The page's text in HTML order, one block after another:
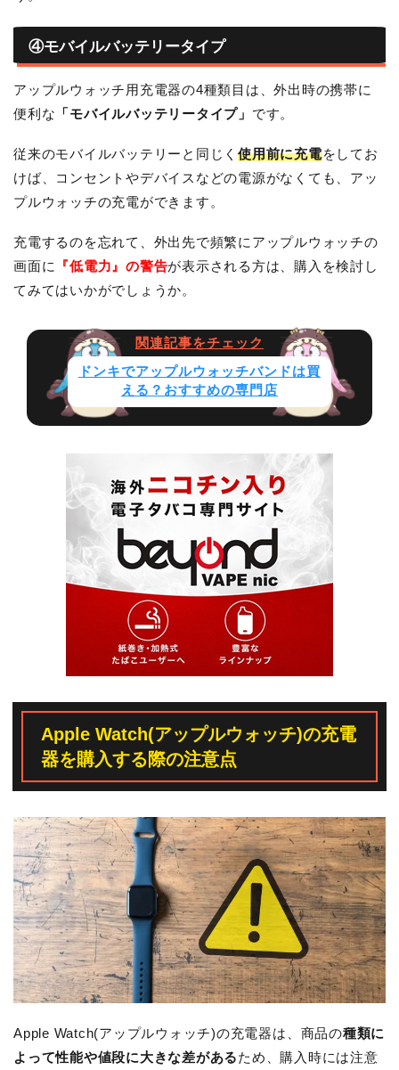
④モバイルバッテリータイプ
アップルウォッチ用充電器の4種類目は、外出時の携帯に
便利な 「モバイルバッテリータイプ」 です。
従来のモバイルバッテリーと同じく使用前に充電をしてお
けば、コンセントやデバイスなどの電源がなくても、アッ
プルウォッチの充電ができます。
充電するのを忘れて、外出先で頻繁にアップルウォッチの
画面に
『低電力』の警告が表示される方は、購入を検討し
てみてはいかがでしょうか。
ドンキでアップルウォッチバンドは買
える？おすすめの専門店
Apple Watch(アップルウォッチ)の充電
器を購入する際の注意点
Apple Watch(アップルウォッチ)の充電器は、商品の種類に
よって性能や値段に大きな差があるため、購入時には注意